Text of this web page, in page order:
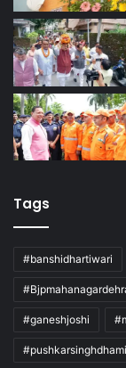
Tags
#banshidhartiwari
#ganeshjoshi
#pushkarsinghdhami